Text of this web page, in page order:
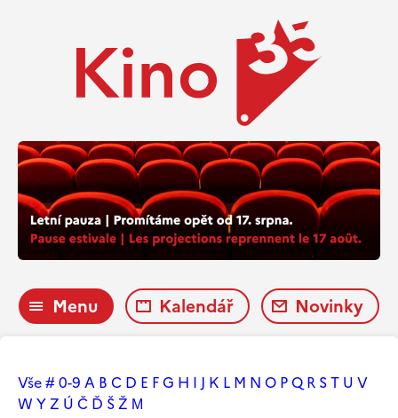
Menu Kalendář Novinky
Vše# 0-9 A B C D E FG H I J K L M N O PQ R ST U V
W YZ Ú Č Ď ŠŽ М